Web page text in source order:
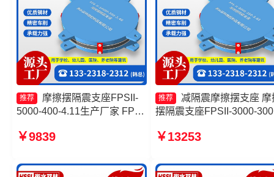
推荐
摩擦摆隔震支座FPSII-
5000-400-4.11生产厂家 FPS
震支座厂家 摩擦摆减隔震支座
￥9839
推荐
减隔震摩擦摆支座 摩
摆隔震支座FPSII-3000-
摆隔震支座FPSII-5000-
￥13253